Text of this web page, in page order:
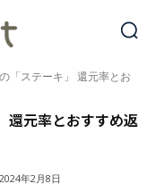
「ステーキ」 還元率とお
還元率とおすすめ返
2024年2月8日